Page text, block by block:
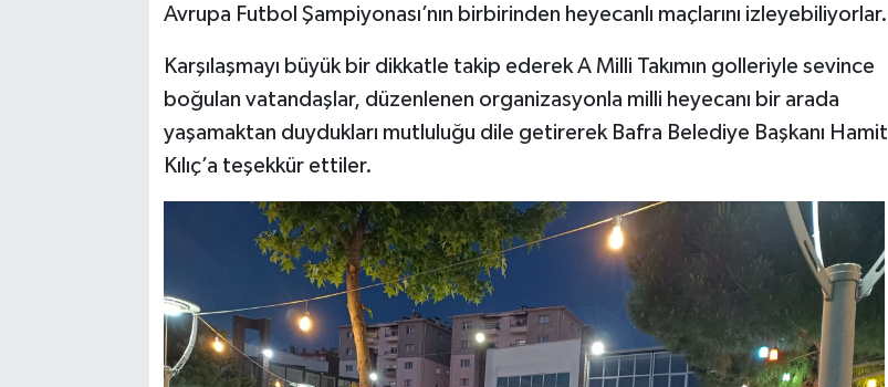
Avrupa Futbol Şampiyonası’nın birbirinden heyecanlı maçlarını izleyebiliyorlar.
Karşılaşmayı büyük bir dikkatle takip ederek A Milli Takımın golleriyle sevince
boğulan vatandaşlar, düzenlenen organizasyonla milli heyecanı bir arada
yaşamaktan duydukları mutluluğu dile getirerek Bafra Belediye Başkanı Hamit
Kılıç’a teşekkür ettiler.